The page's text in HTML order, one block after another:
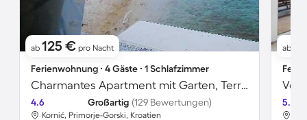
ab 125 € pro Nacht
Ferienwohnung ∙ 4 Gäste ∙ 1 Schlafzimmer
Charmantes Apartment mit Garten, Terrasse und Grill | Meerblick | Neben dem Strand
4.6 Großartig (129 Bewertungen)
Kornić, Primorje-Gorski, Kroatien
ab
5.0